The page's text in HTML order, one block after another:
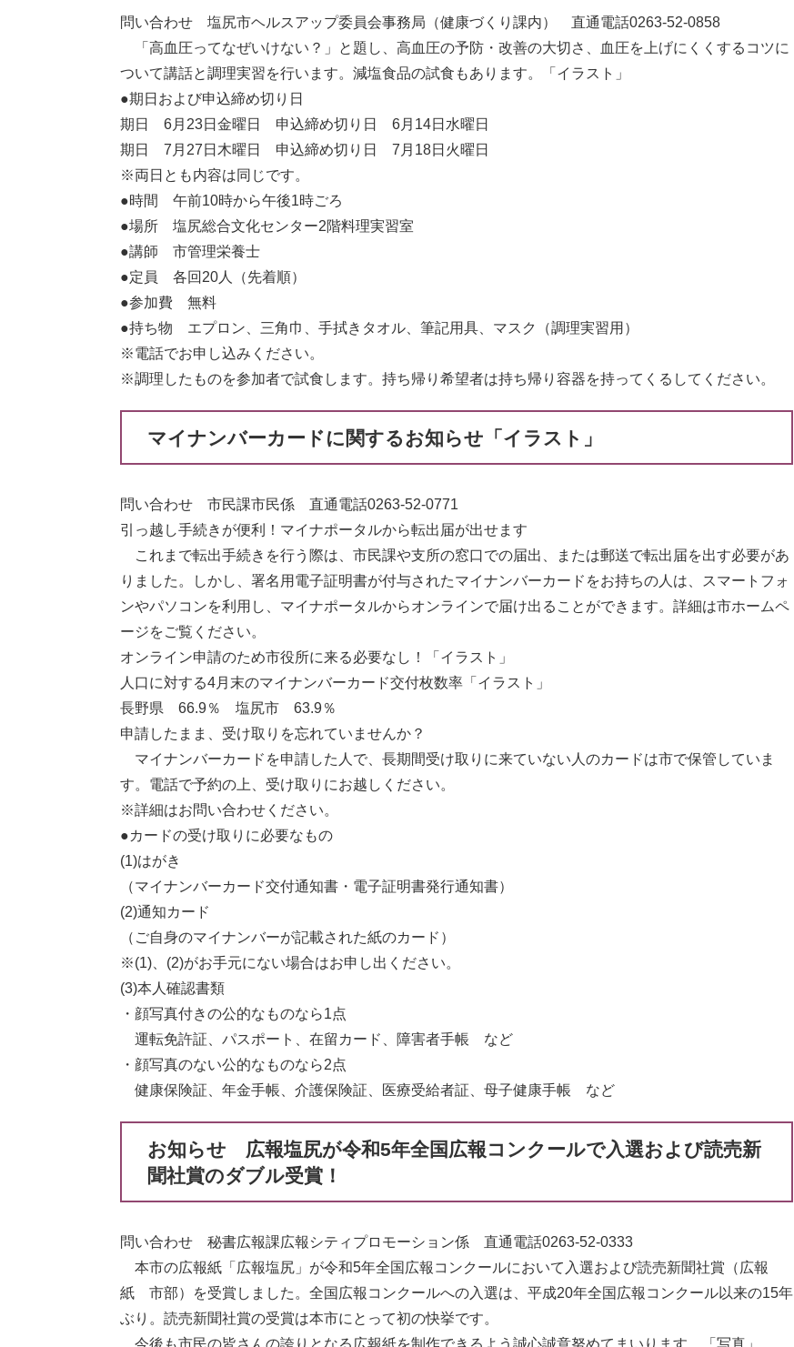
問い合わせ 塩尻市ヘルスアップ委員会事務局（健康づくり課内） 直通電話0263-52-0858
「高血圧ってなぜいけない？」と題し、高血圧の予防・改善の大切さ、血圧を上げにくくするコツに
ついて講話と調理実習を行います。減塩食品の試食もあります。「イラスト」
●期日および申込締め切り日
期日 6月23日金曜日 申込締め切り日 6月14日水曜日
期日 7月27日木曜日 申込締め切り日 7月18日火曜日
※両日とも内容は同じです。
●時間 午前10時から午後1時ごろ
●場所 塩尻総合文化センター2階料理実習室
●講師 市管理栄養士
●定員 各回20人（先着順）
●参加費 無料
●持ち物 エプロン、三角巾、手拭きタオル、筆記用具、マスク（調理実習用）
※電話でお申し込みください。
※調理したものを参加者で試食します。持ち帰り希望者は持ち帰り容器を持ってくるしてください。
マイナンバーカードに関するお知らせ「イラスト」
問い合わせ 市民課市民係 直通電話0263-52-0771
引っ越し手続きが便利！マイナポータルから転出届が出せます
これまで転出手続きを行う際は、市民課や支所の窓口での届出、または郵送で転出届を出す必要があ
りました。しかし、署名用電子証明書が付与されたマイナンバーカードをお持ちの人は、スマートフォ
ンやパソコンを利用し、マイナポータルからオンラインで届け出ることができます。詳細は市ホームペ
ージをご覧ください。
オンライン申請のため市役所に来る必要なし！「イラスト」
人口に対する4月末のマイナンバーカード交付枚数率「イラスト」
長野県 66.9％ 塩尻市 63.9％
申請したまま、受け取りを忘れていませんか？
マイナンバーカードを申請した人で、長期間受け取りに来ていない人のカードは市で保管していま
す。電話で予約の上、受け取りにお越しください。
※詳細はお問い合わせください。
●カードの受け取りに必要なもの
(1)はがき
（マイナンバーカード交付通知書・電子証明書発行通知書）
(2)通知カード
（ご自身のマイナンバーが記載された紙のカード）
※(1)、(2)がお手元にない場合はお申し出ください。
(3)本人確認書類
・顔写真付きの公的なものなら1点
運転免許証、パスポート、在留カード、障害者手帳 など
・顔写真のない公的なものなら2点
健康保険証、年金手帳、介護保険証、医療受給者証、母子健康手帳 など
お知らせ 広報塩尻が令和5年全国広報コンクールで入選および読売新
聞社賞のダブル受賞！
問い合わせ 秘書広報課広報シティプロモーション係 直通電話0263-52-0333
本市の広報紙「広報塩尻」が令和5年全国広報コンクールにおいて入選および読売新聞社賞（広報
紙 市部）を受賞しました。全国広報コンクールへの入選は、平成20年全国広報コンクール以来の15年
ぶり。読売新聞社賞の受賞は本市にとって初の快挙です。
今後も市民の皆さんの誇りとなる広報紙を制作できるよう誠心誠意努めてまいります。「写真」